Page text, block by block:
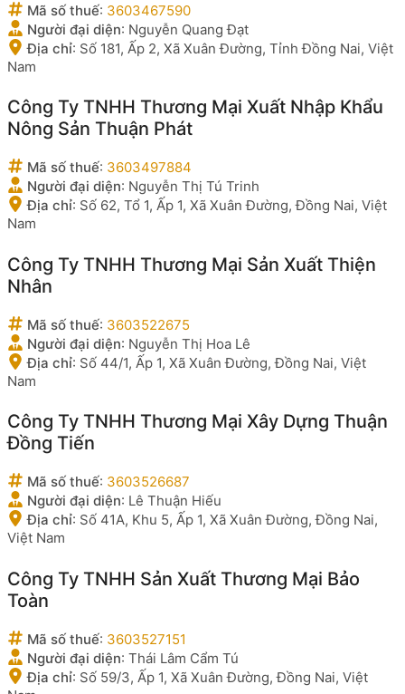
Mã số thuế: 3603467590
Người đại diện: Nguyễn Quang Đạt
Địa chỉ: Số 181, Ấp 2, Xã Xuân Đường, Tỉnh Đồng Nai, Việt
Nam
Công Ty TNHH Thương Mại Xuất Nhập Khẩu
Nông Sản Thuận Phát
Mã số thuế: 3603497884
Người đại diện: Nguyễn Thị Tú Trinh
Địa chỉ: Số 62, Tổ 1, Ấp 1, Xã Xuân Đường, Đồng Nai, Việt
Nam
Công Ty TNHH Thương Mại Sản Xuất Thiện
Nhân
Mã số thuế: 3603522675
Người đại diện: Nguyễn Thị Hoa Lê
Địa chỉ: Số 44/1, Ấp 1, Xã Xuân Đường, Đồng Nai, Việt
Nam
Công Ty TNHH Thương Mại Xây Dựng Thuận
Đồng Tiến
Mã số thuế: 3603526687
Người đại diện: Lê Thuận Hiếu
Địa chỉ: Số 41A, Khu 5, Ấp 1, Xã Xuân Đường, Đồng Nai,
Việt Nam
Công Ty TNHH Sản Xuất Thương Mại Bảo
Toàn
Mã số thuế: 3603527151
Người đại diện: Thái Lâm Cẩm Tú
Địa chỉ: Số 59/3, Ấp 1, Xã Xuân Đường, Đồng Nai, Việt